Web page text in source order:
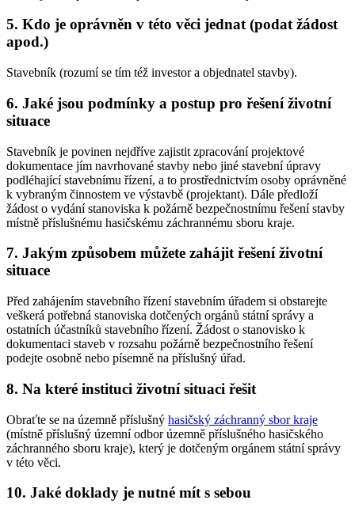
5. Kdo je oprávněn v této věci jednat (podat žádost
apod.)
Stavebník (rozumí se tím též investor a objednatel stavby).
6. Jaké jsou podmínky a postup pro řešení životní
situace
Stavebník je povinen nejdříve zajistit zpracování projektové
dokumentace jím navrhované stavby nebo jiné stavební úpravy
podléhající stavebnímu řízení, a to prostřednictvím osoby oprávněné
k vybraným činnostem ve výstavbě (projektant). Dále předloží
žádost o vydání stanoviska k požárně bezpečnostnímu řešení stavby
místně příslušnému hasičskému záchrannému sboru kraje.
7. Jakým způsobem můžete zahájit řešení životní
situace
Před zahájením stavebního řízení stavebním úřadem si obstarejte
veškerá potřebná stanoviska dotčených orgánů státní správy a
ostatních účastníků stavebního řízení. Žádost o stanovisko k
dokumentaci staveb v rozsahu požárně bezpečnostního řešení
podejte osobně nebo písemně na příslušný úřad.
8. Na které instituci životní situaci řešit
Obraťte se na územně příslušný hasičský záchranný sbor kraje
(místně příslušný územní odbor územně příslušného hasičského
záchranného sboru kraje), který je dotčeným orgánem státní správy
v této věci.
10. Jaké doklady je nutné mít s sebou